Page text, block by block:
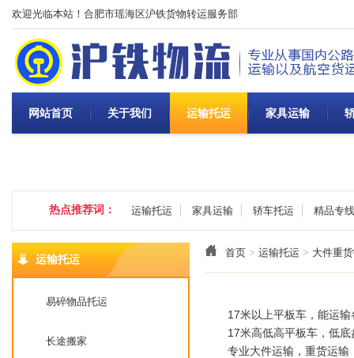
欢迎光临本站！合肥市瑶海区沪铁货物转运服务部
网站首页 关于我们 运输托运 家具运输
热点推荐词： 运输托运 家具运输 轿车托运 精品专线
首页 > 运输托运 > 大件重
运输托运
易碎物品托运
长途搬家
17米以上平板车，能运输
17米高低高平板车，低底
专业大件运输，重货运输